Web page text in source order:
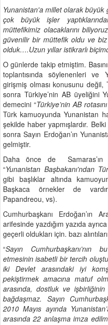
Yunanistan'a millet olarak
çok büyük işler
müttefikimiz olacaklarını
güvenilir bir müttefik oldu ve
olduk….Uzun yıllar istikrarlı
O günlerde takip etmiştim.
toplantısında söylenenleri ve
girişmiş olması konusunu değil,
sonra Türkiye’nin AB üyeliğini
demecini “Türkiye’nin AB
Türk kamuoyunda Yunanistan
şekilde haber yapmışlardır.
sonra Sayın Erdoğan’ın
gelmiştir.
Daha önce de Samaras’ın
“Yunanistan Başbakanı'ndan
gibi başlıklar altında
Başkaca örnekler de
Papandreou, vs).
Cumhurbaşkanı Erdoğan’ın
arifesinde yazdığım yazıda
geçerli oldukları için. bazı
“Sayın Cumhurbaşkanı’nın
etmesinin isabetli bir tercih
iki Devlet arasındaki iyi
pekiştirmek amacına matuf
arasında, dostluk ve
bağdaşmaz. Sayın
2010 Mayıs ayında
arasında 22 anlaşma imza